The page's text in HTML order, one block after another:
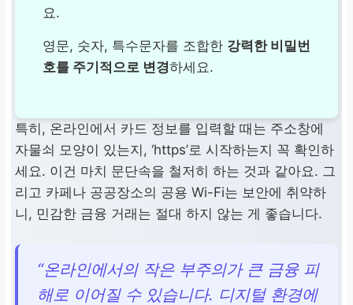
요.
영문, 숫자, 특수문자를 조합한 강력한 비밀번
호를 주기적으로 변경하세요.
특히, 온라인에서 카드 정보를 입력할 때는 주소창에
자물쇠 모양이 있는지, ‘https’로 시작하는지 꼭 확인하
세요. 이건 마치 문단속을 철저히 하는 것과 같아요. 그
리고 카페나 공공장소의 공용 Wi-Fi는 보안에 취약하
니, 민감한 금융 거래는 절대 하지 않는 게 좋습니다.
“온라인에서의 작은 부주의가 큰 금융 피
해로 이어질 수 있습니다. 디지털 환경에